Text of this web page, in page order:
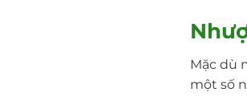
Mặc dù
một số